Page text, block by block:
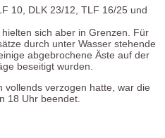
10, DLK 23/12, TLF 16/25 und
sich aber in Grenzen. Für
durch unter Wasser stehende
abgebrochene Äste auf der
beseitigt wurden.
vollends verzogen hatte, war die
18 Uhr beendet.